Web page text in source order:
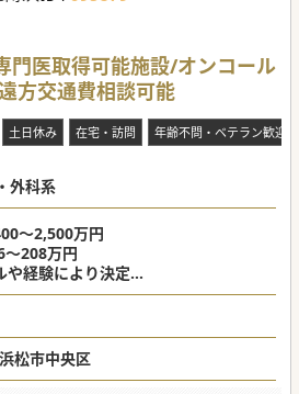
門医取得可能施設/オンコール
方交通費相談可能
土日休み 在宅・訪問 年齢不問・ベテラン歓迎
外科系
～2,500万円
～208万円
経験により決定
デル年俸：1,400万円
デル年俸：1,600万円
静岡県 浜松市中央区